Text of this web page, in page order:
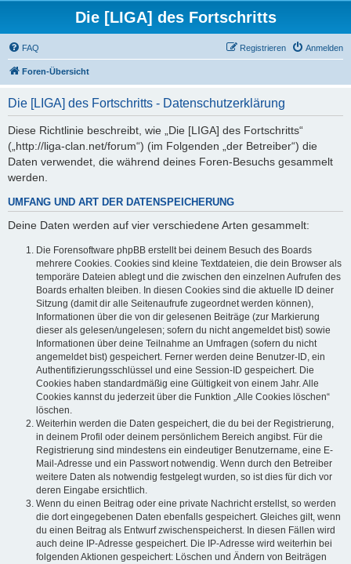
Die [LIGA] des Fortschritts
FAQ Anmelden
Registrieren
Foren-Übersicht
Die [LIGA] des Fortschritts - Datenschutzerklärung
Diese Richtlinie beschreibt, wie „Die [LIGA] des Fortschritts“
(„http://liga-clan.net/forum“) (im Folgenden „der Betreiber“) die
Daten verwendet, die während deines Foren-Besuchs gesammelt
werden.
UMFANG UND ART DER DATENSPEICHERUNG
Deine Daten werden auf vier verschiedene Arten gesammelt:
Die Forensoftware phpBB erstellt bei deinem Besuch des Boards
mehrere Cookies. Cookies sind kleine Textdateien, die dein Browser als
temporäre Dateien ablegt und die zwischen den einzelnen Aufrufen des
Boards erhalten bleiben. In diesen Cookies sind die aktuelle ID deiner
Sitzung (damit dir alle Seitenaufrufe zugeordnet werden können),
Informationen über die von dir gelesenen Beiträge (zur Markierung
dieser als gelesen/ungelesen; sofern du nicht angemeldet bist) sowie
Informationen über deine Teilnahme an Umfragen (sofern du nicht
angemeldet bist) gespeichert. Ferner werden deine Benutzer-ID, ein
Authentifizierungsschlüssel und eine Session-ID gespeichert. Die
Cookies haben standardmäßig eine Gültigkeit von einem Jahr. Alle
Cookies kannst du jederzeit über die Funktion „Alle Cookies löschen“
löschen.
Weiterhin werden die Daten gespeichert, die du bei der Registrierung,
in deinem Profil oder deinem persönlichem Bereich angibst. Für die
Registrierung sind mindestens ein eindeutiger Benutzername, eine E-
Mail-Adresse und ein Passwort notwendig. Wenn durch den Betreiber
weitere Daten als notwendig festgelegt wurden, so ist dies für dich vor
deren Eingabe ersichtlich.
Wenn du einen Beitrag oder eine private Nachricht erstellst, so werden
die dort eingegebenen Daten ebenfalls gespeichert. Gleiches gilt, wenn
du einen Beitrag als Entwurf zwischenspeicherst. In diesen Fällen wird
auch deine IP-Adresse gespeichert. Die IP-Adresse wird weiterhin bei
folgenden Aktionen gespeichert: Löschen und Ändern von Beiträgen